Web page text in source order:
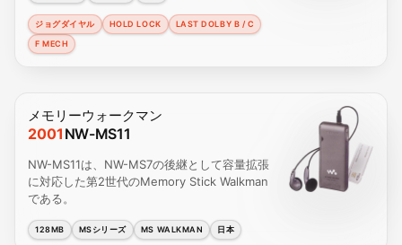
ジョグダイヤル HOLD LOCK
LAST DOLBY B / C
F MECH
メモリーウォークマン
2001 NW-MS11
NW-MS11は、NW-MS7の後継として容量拡張
に対応した第2世代のMemory Stick Walkman
である。
128MB MSシリーズ MS WALKMAN 日本